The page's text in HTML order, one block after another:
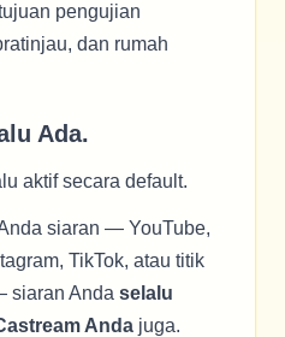
pengujian
dan rumah
Ada.
aktif secara default.
siaran — YouTube,
TikTok, atau titik
siaran Anda selalu
Anda juga.